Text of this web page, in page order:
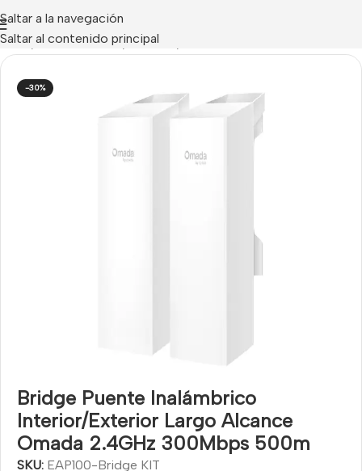
Saltar a la navegación
Saltar al contenido principal
Inicio NETWORKING/Wireless
-30%
Bridge Puente Inalámbrico
Interior/Exterior Largo Alcance
Omada 2.4GHz 300Mbps 500m
SKU: EAP100-Bridge KIT